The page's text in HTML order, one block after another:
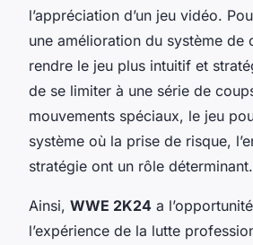
l’appréciation d’un jeu vidéo.
une amélioration du système de
rendre le jeu plus intuitif et
de se limiter à une série de
mouvements spéciaux, le jeu
système où la prise de risque,
stratégie ont un rôle déterminant.
Ainsi, WWE 2K24 a
l’expérience de la lutte